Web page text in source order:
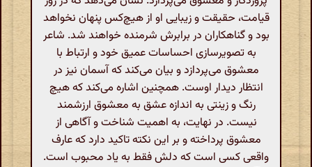
قیامت، حقیقت و زیبایی او از هیچ‌کس پنهان نخواهد
بود و گناهکاران در برابرش شرمنده خواهند شد. شاعر
به تصویرسازی احساسات عمیق خود و ارتباط با
معشوق می‌پردازد و بیان می‌کند که آسمان نیز در
انتظار دیدار اوست. همچنین اشاره می‌کند که هیچ
رنگ و زینتی به اندازه عشق به معشوق ارزشمند
نیست. در نهایت، به اهمیت شناخت و آگاهی از
معشوق پرداخته و بر این نکته تاکید دارد که عارف
واقعی کسی است که دلش فقط به یاد محبوب است.